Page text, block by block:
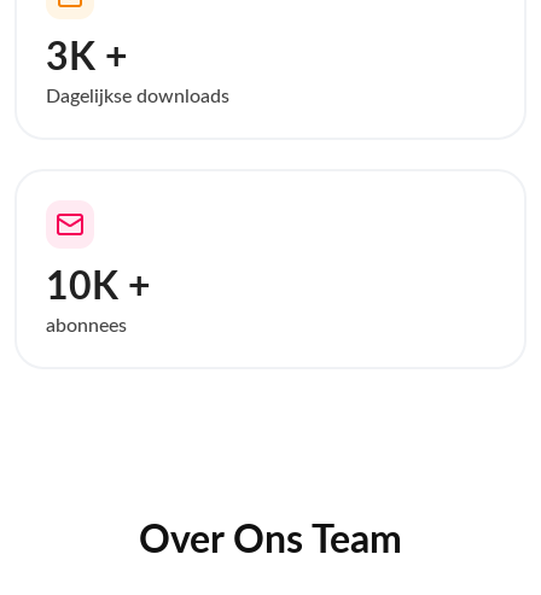
3K +
Dagelijkse downloads
10K +
abonnees
Over Ons Team